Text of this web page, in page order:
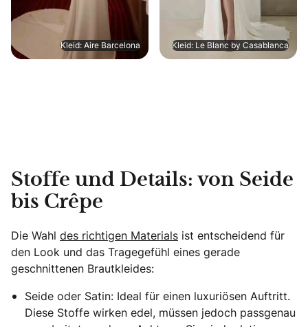
Kleid: Aire Barcelona Kleid: Le Blanc by Casablanca
Stoffe und Details: von Seide
bis Crêpe
Die Wahl des richtigen Materials ist entscheidend für
den Look und das Tragegefühl eines gerade
geschnittenen Brautkleides:
Seide oder Satin: Ideal für einen luxuriösen Auftritt.
Diese Stoffe wirken edel, müssen jedoch passgenau